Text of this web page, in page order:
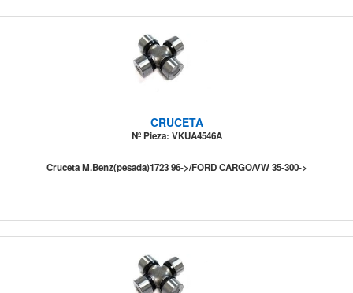
CRUCETA
Nº Pieza: VKUA4546A
Cruceta M.Benz(pesada)1723 96->/FORD CARGO/VW 35-300->